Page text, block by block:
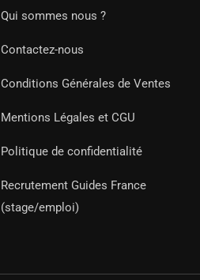
Qui sommes nous ?
Contactez-nous
Conditions Générales de Ventes
Mentions Légales et CGU
Politique de confidentialité
Recrutement Guides France
(stage/emploi)